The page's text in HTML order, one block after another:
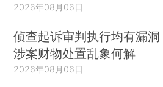
2026年08月06日
侦查起诉审判执行均有漏洞
涉案财物处置乱象何解
2026年08月06日